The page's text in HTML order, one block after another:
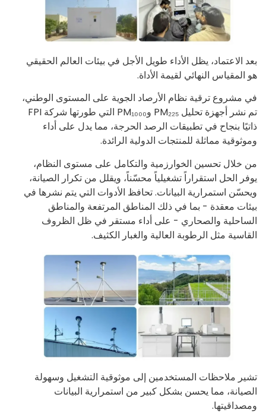
بعد الاعتماد، يظل الأداء طويل الأجل في بيئات العالم الحقيقي
هو المقياس النهائي لقيمة الأداة.
في مشروع ترقية نظام الأرصاد الجوية على المستوى الوطني،
تم نشر أجهزة تحليل PM₂₂₅ وPM₁₀₀₀ التي طورتها شركة FPI
ذاتيًا بنجاح في تطبيقات الرصد الحرجة، مما يدل على أداء
وموثوقية مماثلة للمنتجات الدولية الرائدة.
من خلال تحسين الخوارزمية والتكامل على مستوى النظام،
يوفر الحل استقراراً تشغيلياً محسّناً، ويقلل من تكرار الصيانة،
ويحسّن استمرارية البيانات. تحافظ الأدوات التي يتم نشرها في
بيئات معقدة - بما في ذلك المناطق المرتفعة والمناطق
الساحلية والصحاري - على أداء مستقر في ظل الظروف
القاسية مثل الرطوبة العالية والغبار الكثيف.
تشير ملاحظات المستخدمين إلى موثوقية التشغيل وسهولة
الصيانة، مما يحسن بشكل كبير من استمرارية البيانات
ومصداقيتها.